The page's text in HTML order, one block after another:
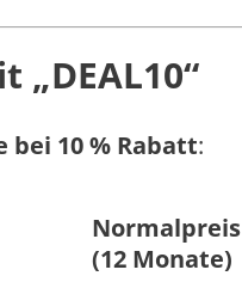
„DEAL10“
bei 10 % Rabatt:
Normalpreis
(12 Monate)